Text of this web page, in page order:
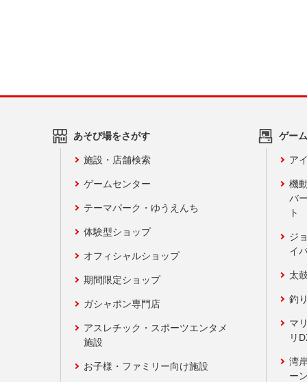
あそび場をさがす
施設・店舗検索
ゲームセンター
テーマパーク・ゆうえんち
体験型ショップ
オフィシャルショップ
期間限定ショップ
ガシャポン専門店
アスレチック・スポーツエンタメ
施設
お子様・ファミリー向け施設
ゲー
ア
機
バ
ト
ジ
イ
太
釣
マ
リ
湾
ー